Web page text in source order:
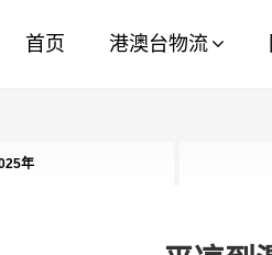
首页 港澳台物流
年